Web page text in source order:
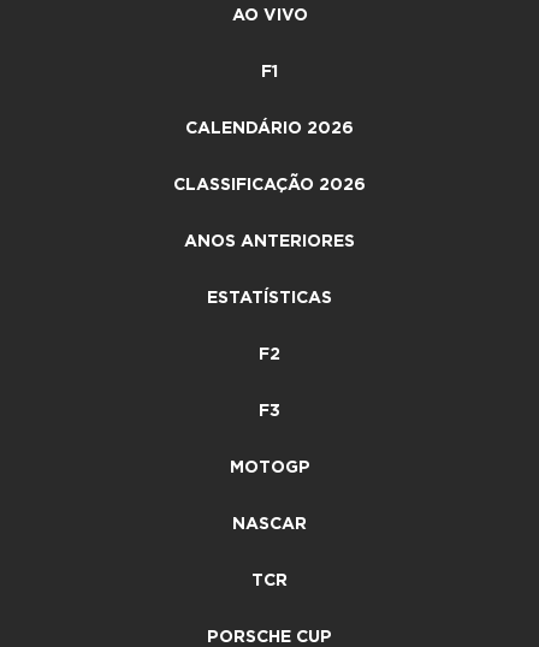
AO VIVO
F1
CALENDÁRIO 2026
CLASSIFICAÇÃO 2026
ANOS ANTERIORES
ESTATÍSTICAS
F2
F3
MOTOGP
NASCAR
TCR
PORSCHE CUP